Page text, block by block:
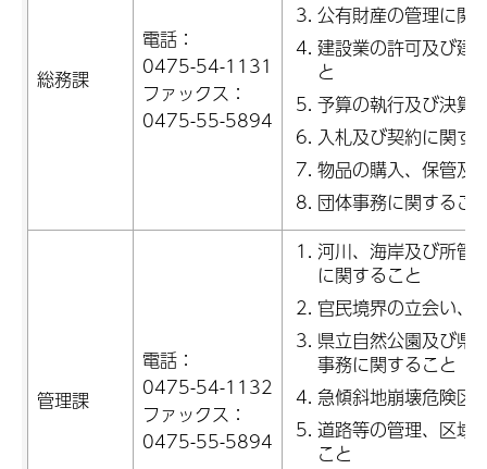
総務課
電話：
0475-54-1131
ファックス：
0475-55-5894
公有財産の管理に関
建設業の許可及び建
と
予算の執行及び決算
入札及び契約に関す
物品の購入、保管及
団体事務に関するこ
管理課
電話：
0475-54-1132
ファックス：
0475-55-5894
河川、海岸及び所管
に関すること
官民境界の立会い、
県立自然公園及び県
事務に関すること
急傾斜地崩壊危険区
道路等の管理、区域
こと